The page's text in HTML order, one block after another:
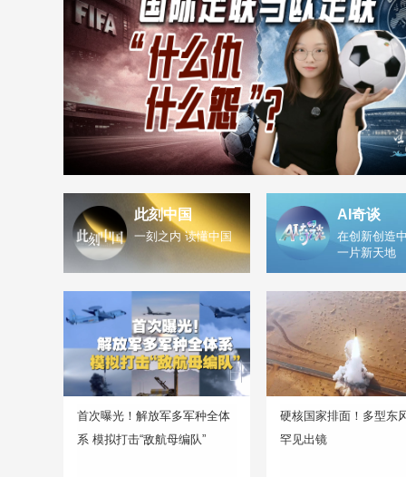
此刻中国
一刻之内 读懂中国
AI奇谈
在创新创造
一片新天地
首次曝光！解放军多军种全体
系 模拟打击“敌航母编队”
硬核国家排面！多型东
罕见出镜